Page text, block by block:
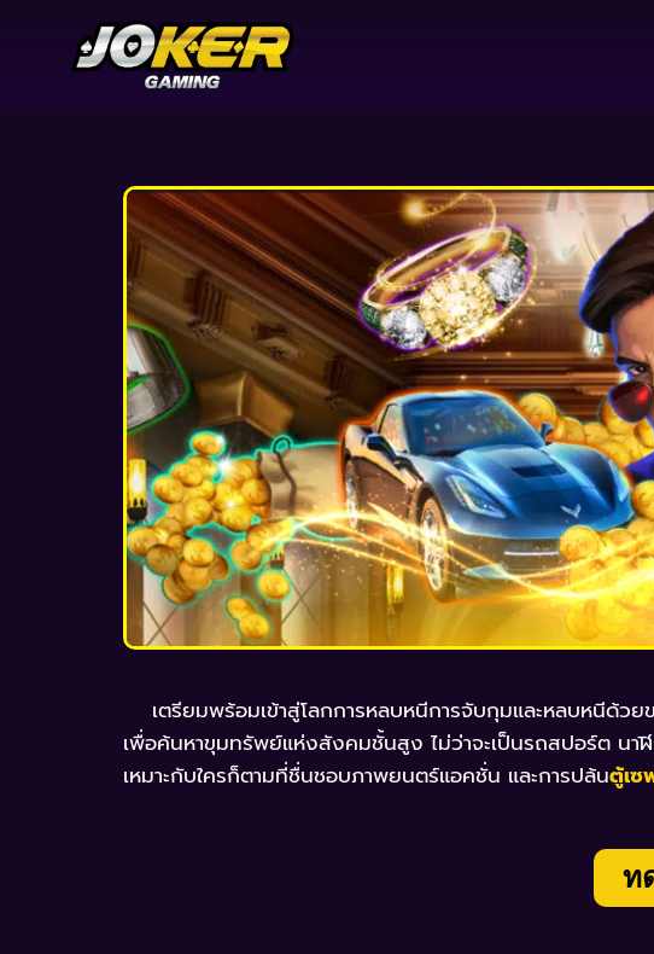
เตรียมพร้อมเข้าสู่โลกการหลบหนีการจับกุมและหลบหนีด้วย
เพื่อค้นหาขุมทรัพย์แห่งสังคมชั้นสูง ไม่ว่าจะเป็นรถสปอร์ต นา
เหมาะกับใครก็ตามที่ชื่นชอบภาพยนตร์แอคชั่น และการปล้นตู้เซ
ท